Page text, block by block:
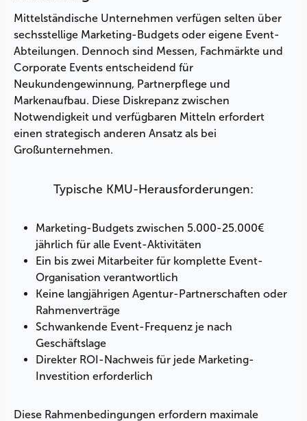
Mittelständische Unternehmen verfügen selten über
sechsstellige Marketing-Budgets oder eigene Event-
Abteilungen. Dennoch sind Messen, Fachmärkte und
Corporate Events entscheidend für
Neukundengewinnung, Partnerpflege und
Markenaufbau. Diese Diskrepanz zwischen
Notwendigkeit und verfügbaren Mitteln erfordert
einen strategisch anderen Ansatz als bei
Großunternehmen.
Typische KMU-Herausforderungen:
Marketing-Budgets zwischen 5.000-25.000€
jährlich für alle Event-Aktivitäten
Ein bis zwei Mitarbeiter für komplette Event-
Organisation verantwortlich
Keine langjährigen Agentur-Partnerschaften oder
Rahmenverträge
Schwankende Event-Frequenz je nach
Geschäftslage
Direkter ROI-Nachweis für jede Marketing-
Investition erforderlich
Diese Rahmenbedingungen erfordern maximale